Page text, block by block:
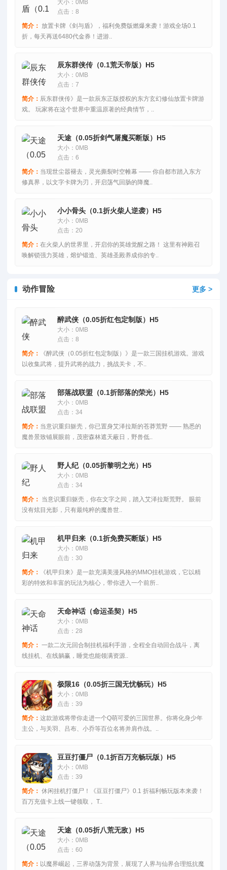
大小：0MB
点击：8
简介： 放置卡牌《剑与盾》，福利免费版燃爆来袭！游戏全场0.1
折，每天再送6480代金券！进游..
辰东群侠传（0.1荒天帝版）H5
大小：0MB
点击：7
简介： 辰东群侠传》是一款辰东正版授权的东方玄幻修仙放置卡牌游
戏。 玩家将在这个世界中重温原著的经典情节，..
天途（0.05折剑气屠魔买断版）H5
大小：0MB
点击：6
简介： 当现世尘嚣褪去，灵光撕裂时空帷幕 —— 你自都市踏入东方
修真界，以文字卡牌为刃，开启荡气回肠的降魔..
小小骨头（0.1折火柴人逆袭）H5
大小：0MB
点击：20
简介： 在火柴人的世界里，开启你的英雄觉醒之路！ 这里有神殿召
唤解锁强力英雄，熔炉锻造、英雄圣殿养成你的专..
动作冒险 更多 >
醉武侠（0.05折红包定制版）H5
大小：0MB
点击：8
简介：
《醉武侠（0.05折红包定制版）》是一款三国挂机游戏。游戏
以收集武将，提升武将的战力，挑战关卡，不..
部落战联盟（0.1折部落的荣光）H5
大小：0MB
点击：34
简介： 当意识重归躯壳，你已置身艾泽拉斯的苍莽荒野 —— 熟悉的
魔兽景致铺展眼前，茂密森林遮天蔽日，野兽低..
野人纪（0.05折黎明之光）H5
大小：0MB
点击：34
简介： 当意识重归躯壳，你在文字之间，踏入艾泽拉斯荒野。 眼前
没有炫目光影，只有最纯粹的魔兽世..
机甲归来（0.1折免费买断版）H5
大小：0MB
点击：30
简介：
《机甲归来》是一款充满美漫风格的MMO挂机游戏，它以精
彩的特效和丰富的玩法为核心，带你进入一个前所..
天命神话（命运圣契）H5
大小：0MB
点击：28
简介： 一款二次元回合制挂机福利手游，全程全自动回合战斗，离
线挂机、在线躺赢，睡觉也能领满资源..
极限16（0.05折三国无忧畅玩）H5
大小：0MB
点击：39
简介： 这款游戏将带你走进一个Q萌可爱的三国世界。你将化身少年
主公，与关羽、吕布、小乔等百位名将并肩作战。..
豆豆打僵尸（0.1折百万充畅玩版）H5
大小：0MB
点击：39
简介： 休闲挂机打僵尸！《豆豆打僵尸》0.1 折福利畅玩版本来袭！
百万充值卡上线一键领取， T..
天途（0.05折八荒无敌）H5
大小：0MB
点击：60
简介： 以魔界崛起，三界动荡为背景，展现了人界与仙界合理抵抗魔